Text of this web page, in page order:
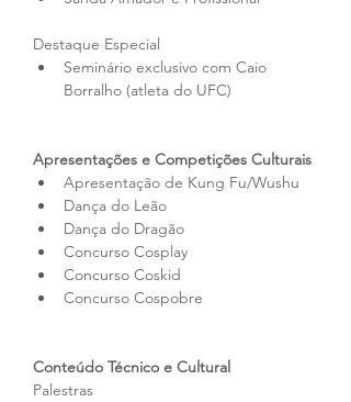
Destaque Especial
Seminário exclusivo com Caio
Borralho (atleta do UFC)
Apresentações e Competições Culturais
Apresentação de Kung Fu/Wushu
Dança do Leão
Dança do Dragão
Concurso Cosplay
Concurso Coskid
Concurso Cospobre
Conteúdo Técnico e Cultural
Palestras